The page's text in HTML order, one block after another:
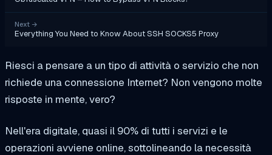
Next →
Everything You Need to Know About SSH SOCKS5 Proxy
Riesci a pensare a un tipo di attività o servizio che non
richiede una connessione Internet? Non vengono molte
risposte in mente, vero?
Nell'era digitale, quasi il 90% di tutti i servizi e le
operazioni avviene online, sottolineando la necessità